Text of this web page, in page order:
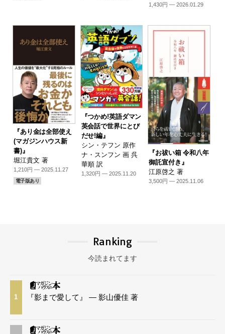
1,430円 — 2026.01.29
『あり金は全部使え
(マガジンハウス新
書)』
堀江貴文 著
1,210円 — 2025.11.27
電子版あり
『つかめ!英語ダマン
英会話で世界にとび
だせ!編』
シン・テフン 原作
ナ・スンフン 画 呉
華順 訳
1,320円 — 2025.11.20
『お祓い箱 令和八年
御託宣付き』
江原啓之 著
3,500円 — 2025.11.06
Ranking
今読まれてます
1 『影まで愛して』 — 影山優佳 著